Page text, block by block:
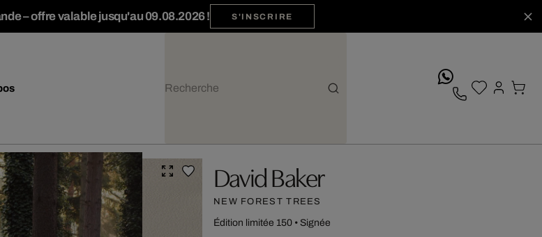
– offre valable jusqu'au 09.08.2026 ! S'INSCRIRE
David Baker
NEW FOREST TREES
Édition limitée 150• Signée